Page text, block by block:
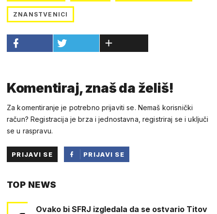
ZNANSTVENICI
Komentiraj, znaš da želiš!
Za komentiranje je potrebno prijaviti se. Nemaš korisnički
račun? Registracija je brza i jednostavna, registriraj se i uključi
se u raspravu.
PRIJAVI SE
PRIJAVI SE
TOP NEWS
Ovako bi SFRJ izgledala da se ostvario Titov